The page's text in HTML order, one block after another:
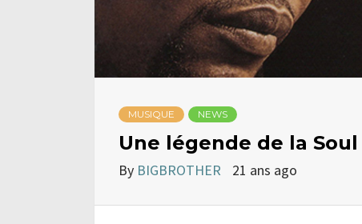
MUSIQUE NEWS
Une légende de la
By BIGBROTHER 21 ans ago